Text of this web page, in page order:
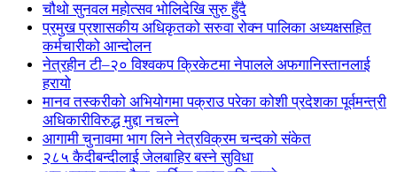
चौथो सुनवल महोत्सव भोलिदेखि सुरु हुँदै
प्रमुख प्रशासकीय अधिकृतको सरुवा रोक्न पालिका अध्यक्षसहित
कर्मचारीको आन्दोलन
नेत्रहीन टी–२० विश्वकप क्रिकेटमा नेपालले अफगानिस्तानलाई
हरायो
मानव तस्करीको अभियोगमा पक्राउ परेका कोशी प्रदेशका पूर्वमन्त्री
अधिकारीविरुद्ध मुद्दा नचल्ने
आगामी चुनावमा भाग लिने नेत्रविक्रम चन्दको संकेत
२८५ कैदीबन्दीलाई जेलबाहिर बस्ने सुविधा